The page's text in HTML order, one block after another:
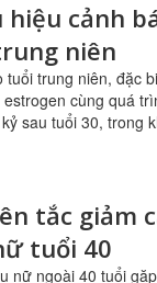
hiệu cảnh
niên
tuổi trung niên, đặc
cùng quá
sau tuổi 30, trong
tắc giảm
tuổi 40
nữ ngoài 40 tuổi